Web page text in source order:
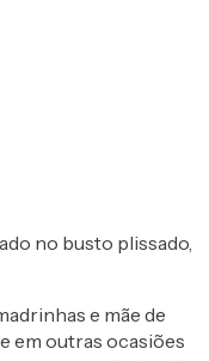
no busto plissado,
e mãe de
em outras ocasiões